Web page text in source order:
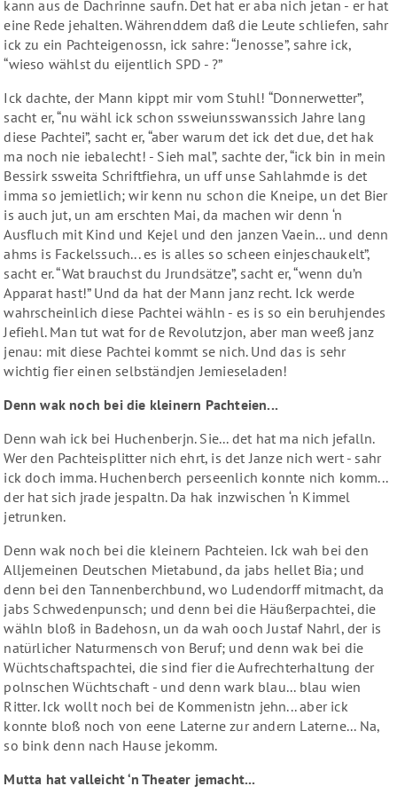
kann aus de Dachrinne saufn. Det hat er aba nich jetan - er hat
eine Rede jehalten. Währenddem daß die Leute schliefen, sahr
ick zu ein Pachteigenossn, ick sahre: “Jenosse”, sahre ick,
“wieso wählst du eijentlich SPD - ?”
Ick dachte, der Mann kippt mir vom Stuhl! “Donnerwetter”,
sacht er, “nu wähl ick schon ssweiunsswanssich Jahre lang
diese Pachtei”, sacht er, “aber warum det ick det due, det hak
ma noch nie iebalecht! - Sieh mal”, sachte der, “ick bin in mein
Bessirk ssweita Schriftfiehra, un uff unse Sahlahmde is det
imma so jemietlich; wir kenn nu schon die Kneipe, un det Bier
is auch jut, un am erschten Mai, da machen wir denn ‘n
Ausfluch mit Kind und Kejel und den janzen Vaein... und denn
ahms is Fackelssuch... es is alles so scheen einjeschaukelt”,
sacht er. “Wat brauchst du Jrundsätze”, sacht er, “wenn du’n
Apparat hast!” Und da hat der Mann janz recht. Ick werde
wahrscheinlich diese Pachtei wähln - es is so ein beruhjendes
Jefiehl. Man tut wat for de Revolutzjon, aber man weeß janz
jenau: mit diese Pachtei kommt se nich. Und das is sehr
wichtig fier einen selbständjen Jemieseladen!
Denn wak noch bei die kleinern Pachteien...
Denn wah ick bei Huchenberjn. Sie... det hat ma nich jefalln.
Wer den Pachteisplitter nich ehrt, is det Janze nich wert - sahr
ick doch imma. Huchenberch perseenlich konnte nich komm...
der hat sich jrade jespaltn. Da hak inzwischen ‘n Kimmel
jetrunken.
Denn wak noch bei die kleinern Pachteien. Ick wah bei den
Alljemeinen Deutschen Mietabund, da jabs hellet Bia; und
denn bei den Tannenberchbund, wo Ludendorff mitmacht, da
jabs Schwedenpunsch; und denn bei die Häußerpachtei, die
wähln bloß in Badehosn, un da wah ooch Justaf Nahrl, der is
natürlicher Naturmensch von Beruf; und denn wak bei die
Wüchtschaftspachtei, die sind fier die Aufrechterhaltung der
polnschen Wüchtschaft - und denn wark blau... blau wien
Ritter. Ick wollt noch bei de Kommenistn jehn... aber ick
konnte bloß noch von eene Laterne zur andern Laterne... Na,
so bink denn nach Hause jekomm.
Mutta hat valleicht ‘n Theater jemacht...